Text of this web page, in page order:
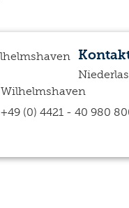
Wilhelmshaven
+49 (0) 4421 - 40 980